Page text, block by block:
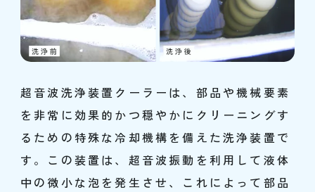
超音波洗浄装置クーラーは、部品や機械要素
を非常に効果的かつ穏やかにクリーニングす
るための特殊な冷却機構を備えた洗浄装置で
す。この装置は、超音波振動を利用して液体
中の微小な泡を発生させ、これによって部品